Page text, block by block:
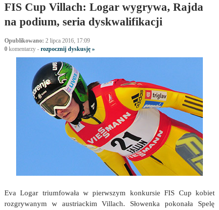
FIS Cup Villach: Logar wygrywa, Rajda
na podium, seria dyskwalifikacji
Opublikowano: 2 lipca 2016, 17:09
0komentarzy - rozpocznij dyskusję »
Eva Logar triumfowała w pierwszym konkursie FIS Cup kobiet
rozgrywanym w austriackim Villach. Słowenka pokonała Spelę